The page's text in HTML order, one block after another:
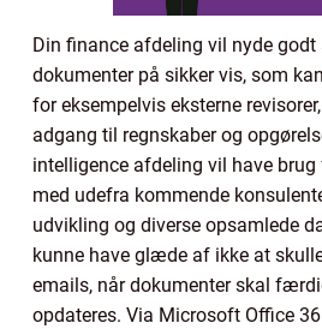
Din finance afdeling vil nyde godt
dokumenter på sikker vis, som
for eksempelvis eksterne
adgang til regnskaber og
intelligence afdeling vil have
med udefra kommende
udvikling og diverse opsamlede
kunne have glæde af ikke at
emails, når dokumenter skal
opdateres. Via Microsoft Office